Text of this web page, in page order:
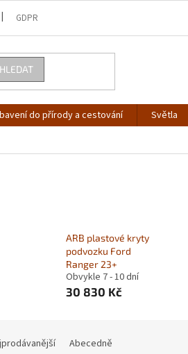
GDPR
HLEDAT
do přírody a cestování Světla
ARB plastové kryty
podvozku Ford
Ranger 23+
Obvykle 7 - 10 dní
30 830 Kč
Abecedně